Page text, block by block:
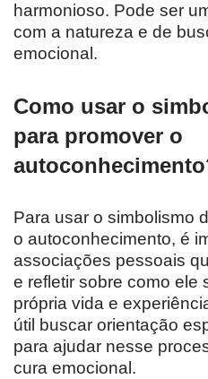
harmonioso. Pode ser
com a natureza e de
emocional.
Como usar o
para promover o
Para usar o simbolismo
o autoconhecimento, é
associações pessoais
e refletir sobre como ele
própria vida e
útil buscar orientação
para ajudar nesse
cura emocional.